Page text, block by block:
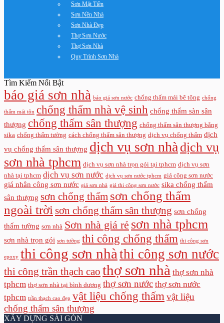
Sơn Mặt Tiền
Sơn Nền Nhà
Sơn Nhà Đẹp
Thợ Sơn Nước
Thợ Sơn Nhà
Quy Trình Sơn Nhà
Tìm Kiếm Nổi Bật
báo giá sơn nhà báo giá sơn nước chống thấm mái bê tông chống
thấm mái tôn chống thấm nhà vệ sinh chống thấm sàn sân
thượng chống thấm sân thượng chống thấm sân thượng bằng
sika chống thấm tường cách chống thấm sân thượng dịch vụ chống thấm dịch
vụ chống thấm sân thượng dịch vụ sơn nhà dịch vụ
sơn nhà tphcm dịch vụ sơn nhà trọn gói tại tphcm dịch vụ sơn
nhà tại tphcm dịch vụ sơn nước dịch vụ sơn nước tphcm giá công sơn nước
giá nhân công sơn nước giá sơn nhà giá thi công sơn nước sika chống thấm
sân thượng sơn chống thấm sơn chống thấm
ngoài trời sơn chống thấm sân thượng sơn chống
thấm tường sơn nhà Sơn nhà giá rẻ sơn nhà tphcm
sơn nhà trọn gói sơn tường thi công chống thấm thi công sơn
epoxy thi công sơn nhà thi công sơn nước
thi công trần thạch cao thợ sơn nhà thợ sơn nhà
tphcm thợ sơn nhà tại bình dương thợ sơn nước thợ sơn nước
tphcm trần thạch cao đẹp vật liệu chống thấm vật liệu
chống thấm sân thượng
XÂY DỰNG SÀI GÒN